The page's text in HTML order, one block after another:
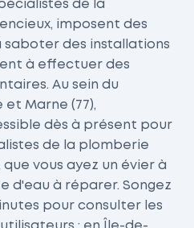
de la
imposent des
des installations
à effectuer des
Au sein du
Marne (77),
dès à présent pour
de la plomberie
vous ayez un évier à
d'eau à réparer. Songez
pour consulter les